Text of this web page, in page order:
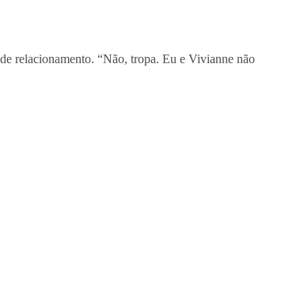
relacionamento. “Não, tropa. Eu e Vivianne não